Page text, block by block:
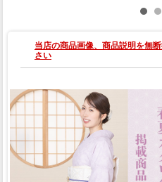
当店の商品画像、商品説明を無
さい